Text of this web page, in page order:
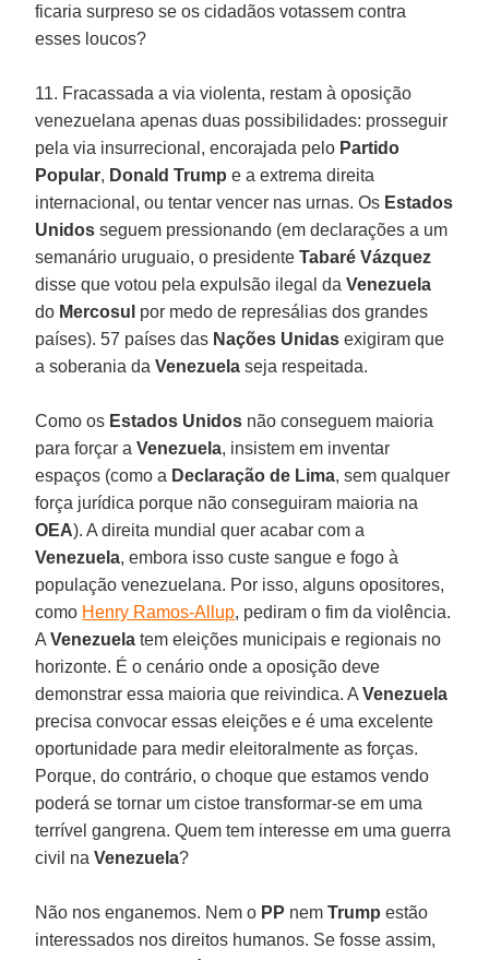
ficaria surpreso se os cidadãos votassem contra
esses loucos?
11. Fracassada a via violenta, restam à oposição
venezuelana apenas duas possibilidades: prosseguir
pela via insurrecional, encorajada pelo Partido
Popular, Donald Trump e a extrema direita
internacional, ou tentar vencer nas urnas. Os Estados
Unidos seguem pressionando (em declarações a um
semanário uruguaio, o presidenteTabaré Vázquez
disse que votou pela expulsão ilegal daVenezuela
do Mercosul por medo de represálias dos grandes
países). 57 países das Nações Unidas exigiram que
a soberania daVenezuela seja respeitada.
Como os Estados Unidos não conseguem maioria
para forçar aVenezuela, insistem em inventar
espaços (como a Declaração de Lima, sem qualquer
força jurídica porque não conseguiram maioria na
OEA). A direita mundial quer acabar com a
Venezuela, embora isso custe sangue e fogo à
população venezuelana. Por isso, alguns opositores,
como Henry Ramos-Allup, pediram o fim da violência.
AVenezuela tem eleições municipais e regionais no
horizonte. É o cenário onde a oposição deve
demonstrar essa maioria que reivindica. AVenezuela
precisa convocar essas eleições e é uma excelente
oportunidade para medir eleitoralmente as forças.
Porque, do contrário, o choque que estamos vendo
poderá se tornar um cistoe transformar-se em uma
terrível gangrena. Quem tem interesse em uma guerra
civil naVenezuela?
Não nos enganemos. Nem o PP nemTrump estão
interessados nos direitos humanos. Se fosse assim,